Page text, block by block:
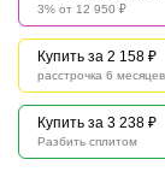
3% от 12 950 ₽
Купить за 2 158 ₽
расстрочка 6 месяцев
Купить за 3 238 ₽
Разбить сплитом